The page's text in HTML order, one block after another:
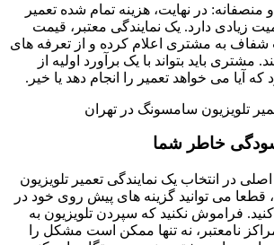
در نهایت، هزینه تمام شده تعمیر
زیادی دارد. یک نمایندگی معتبر، قیمت
به مشتری اعلام کرده و از تعرفه های
باید بتواند با یک برآورد اولیه از
که آیا می خواهد تعمیر را انجام دهد یا خیر.
خاطر شما
در انتخاب یک نمایندگی تعمیر تلویزیون
می توانید گزینه های پیش روی خود در
کنید. فراموش نکنید که سپردن تلویزیون به
نامعتبر، نه تنها ممکن است مشکل را